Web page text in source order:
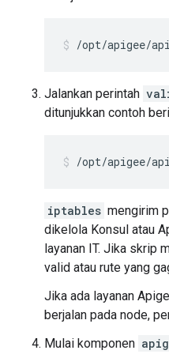
/opt/apigee/
Jalankan perintah
ditunjukkan contoh
/opt/apigee/
iptables mengirim
dikelola Konsul atau
layanan IT. Jika skrip
valid atau rute yang
Jika ada layanan
berjalan pada node,
Mulai komponen